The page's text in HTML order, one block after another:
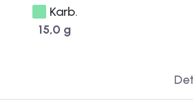
Karb.
15,0 g